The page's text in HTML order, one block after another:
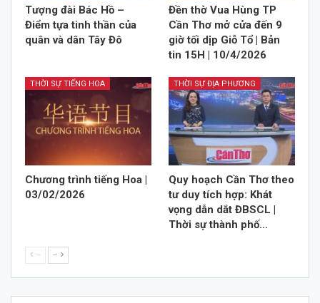
Tượng đài Bác Hồ –
Điểm tựa tinh thần của
quân và dân Tây Đô
Đền thờ Vua Hùng TP
Cần Thơ mở cửa đến 9
giờ tối dịp Giỗ Tổ | Bản
tin 15H | 10/4/2026
THỜI SỰ TIẾNG HOA
Chương trình tiếng Hoa |
03/02/2026
THỜI SỰ ĐỊA PHƯƠNG
Quy hoạch Cần Thơ theo
tư duy tích hợp: Khát
vọng dẫn dắt ĐBSCL |
Thời sự thành phố…
-- --